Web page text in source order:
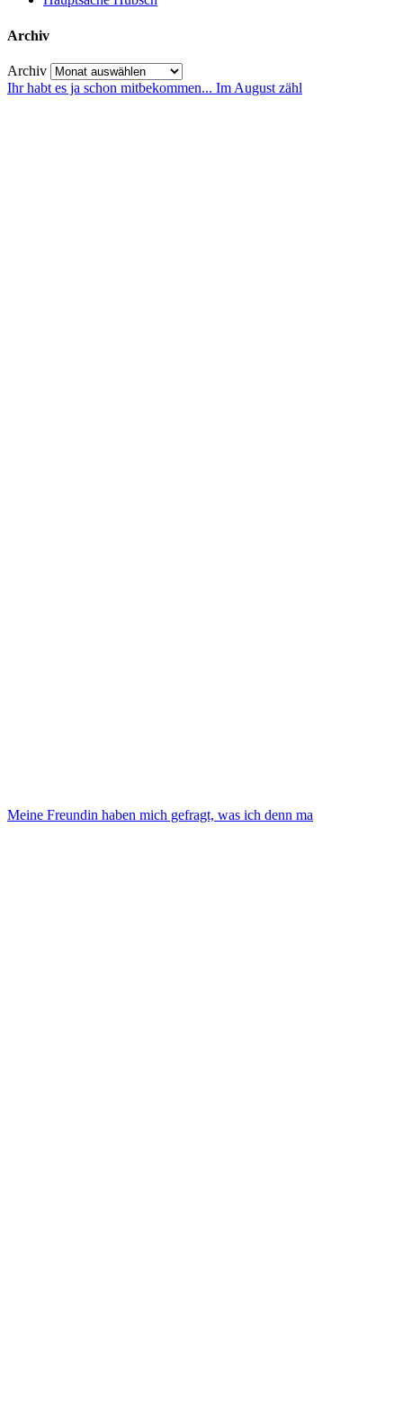
Archiv
Archiv
Ihr habt es ja schon mitbekommen... Im August zähl
Meine Freundin haben mich gefragt, was ich denn ma